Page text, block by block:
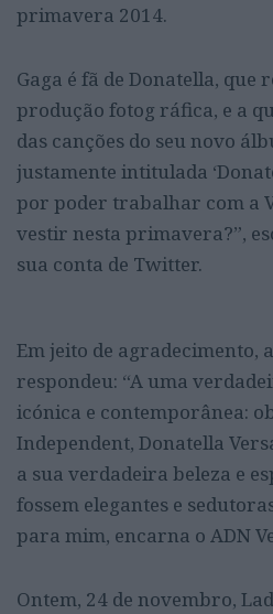
primavera 2014.
Gaga é fã de Donatella, que
produção fotog ráfica, e a
das canções do seu novo
justamente intitulada
por poder trabalhar com a
vestir nesta primavera?”,
sua conta de Twitter.
Em jeito de agradecimento,
respondeu: “A uma
icónica e contemporânea:
Independent, Donatella
a sua verdadeira beleza e
fossem elegantes e
para mim, encarna o ADN
Ontem, 24 de novembro,